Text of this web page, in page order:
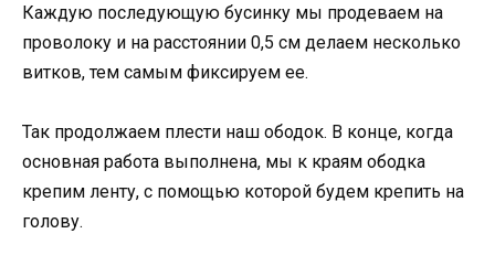
Каждую последующую бусинку мы продеваем на
проволоку и на расстоянии 0,5 см делаем несколько
витков, тем самым фиксируем ее.
Так продолжаем плести наш ободок. В конце, когда
основная работа выполнена, мы к краям ободка
крепим ленту, с помощью которой будем крепить на
голову.